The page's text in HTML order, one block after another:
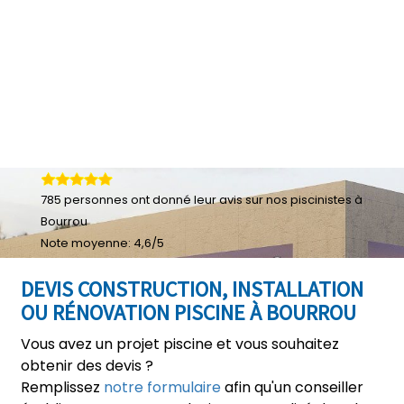
DEVIS CONSTRUCTION, INSTALLATION
OU RÉNOVATION PISCINE À BOURROU
Vous avez un projet piscine et vous souhaitez
obtenir des devis ?
Remplissez notre formulaireafin qu'un conseiller
785 personnes ont donné leuravis sur nos piscinistes à
Bourrou
Note moyenne: 4,6/5